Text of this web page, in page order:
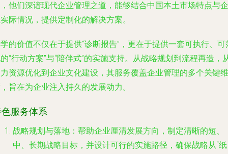
他们深谙现代企业管理之道，能够结合中国本土市场特点与企
际情况，提供定制化的解决方案。
的价值不仅在于提供“诊断报告”，更在于提供一套可执行、可
“行动方案”与“陪伴式”的实施支持。从战略规划到流程再造，
资源优化到企业文化建设，其服务覆盖企业管理的多个关键维
旨在为企业注入持久的发展动力。
服务体系
战略规划与落地 ：帮助企业厘清发展方向，制定清晰的短、
中、长期战略目标，并设计可行的实施路径，确保战略从“纸